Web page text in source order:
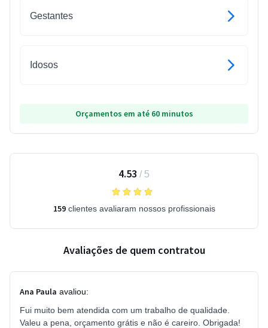
Gestantes
Idosos
Orçamentos em até 60 minutos
4.53 / 5
159clientes avaliaram nossos profissionais
Avaliações de quem contratou
Ana Paula avaliou:
Fui muito bem atendida com um trabalho de qualidade.
Valeu a pena, orçamento grátis e não é careiro. Obrigada!